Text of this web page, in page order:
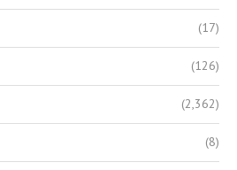
(17)
(126)
(2,362)
(8)